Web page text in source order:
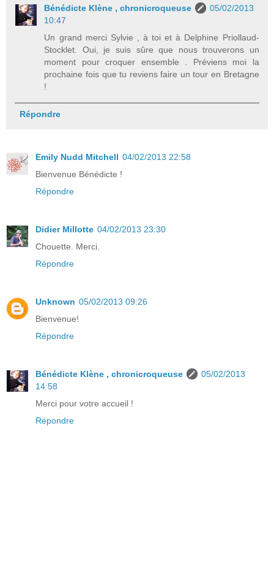
Bénédicte Klène , chronicroqueuse
05/02/2013
10:47
Un grand merci Sylvie , à toi et à Delphine Priollaud-
Stocklet. Oui, je suis sûre que nous trouverons un
moment pour croquer ensemble . Préviens moi la
prochaine fois que tu reviens faire un tour en Bretagne
!
Répondre
Emily Nudd Mitchell 04/02/2013 22:58
Bienvenue Bénédicte !
Répondre
Didier Millotte 04/02/2013 23:30
Chouette. Merci.
Répondre
Unknown 05/02/2013 09:26
Bienvenue!
Répondre
Bénédicte Klène , chronicroqueuse
05/02/2013
14:58
Merci pour votre accueil !
Répondre